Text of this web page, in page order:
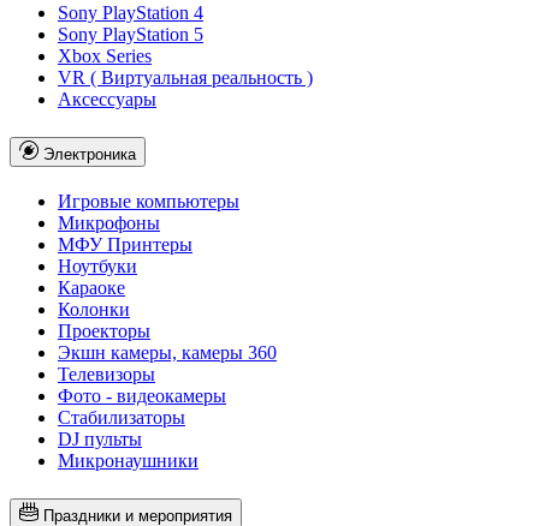
Sony PlayStation 4
Sony PlayStation 5
Xbox Series
VR ( Виртуальная реальность )
Аксессуары
Электроника
Игровые компьютеры
Микрофоны
МФУ Принтеры
Ноутбуки
Караоке
Колонки
Проекторы
Экшн камеры, камеры 360
Телевизоры
Фото - видеокамеры
Стабилизаторы
DJ пульты
Микронаушники
Праздники и мероприятия